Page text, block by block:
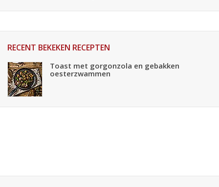
RECENT BEKEKEN RECEPTEN
Toast met gorgonzola en gebakken
oesterzwammen